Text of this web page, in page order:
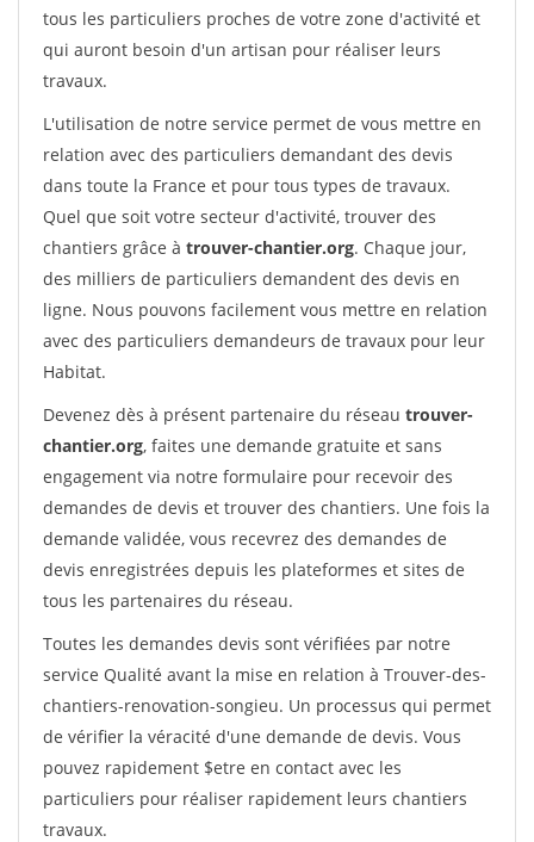
tous les particuliers proches de votre zone d'activité et
qui auront besoin d'un artisan pour réaliser leurs
travaux.
L'utilisation de notre service permet de vous mettre en
relation avec des particuliers demandant des devis
dans toute la France et pour tous types de travaux.
Quel que soit votre secteur d'activité, trouver des
chantiers grâce à trouver-chantier.org. Chaque jour,
des milliers de particuliers demandent des devis en
ligne. Nous pouvons facilement vous mettre en relation
avec des particuliers demandeurs de travaux pour leur
Habitat.
Devenez dès à présent partenaire du réseau trouver-
chantier.org, faites une demande gratuite et sans
engagement via notre formulaire pour recevoir des
demandes de devis et trouver des chantiers. Une fois la
demande validée, vous recevrez des demandes de
devis enregistrées depuis les plateformes et sites de
tous les partenaires du réseau.
Toutes les demandes devis sont vérifiées par notre
service Qualité avant la mise en relation à Trouver-des-
chantiers-renovation-songieu. Un processus qui permet
de vérifier la véracité d'une demande de devis. Vous
pouvez rapidement $etre en contact avec les
particuliers pour réaliser rapidement leurs chantiers
travaux.